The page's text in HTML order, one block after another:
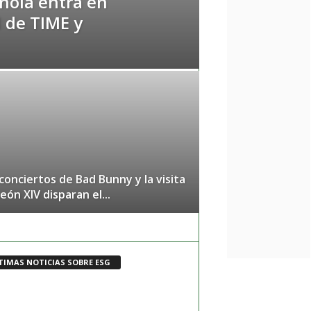
TIME y
de Bad Bunny y la visita
XIV disparan el...
NOTICIAS SOBRE ESG